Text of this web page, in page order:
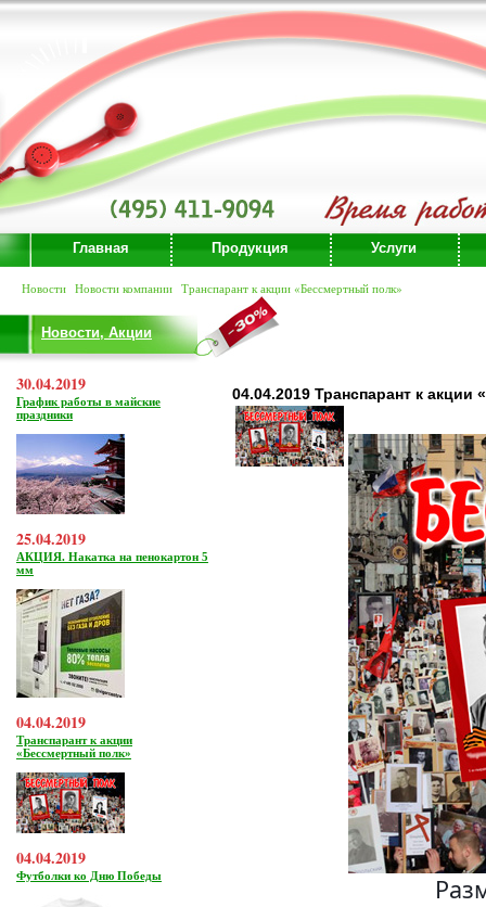
Главная Продукция Услуги
Новости Новости компании Транспарант к акции «Бессмертный полк»
Новости, Акции
30.04.2019
График работы в майские
праздники
25.04.2019
АКЦИЯ. Накатка на пенокартон 5
мм
04.04.2019
Транспарант к акции
«Бессмертный полк»
04.04.2019
Футболки ко Дню Победы
04.04.2019 Транспарант к акции